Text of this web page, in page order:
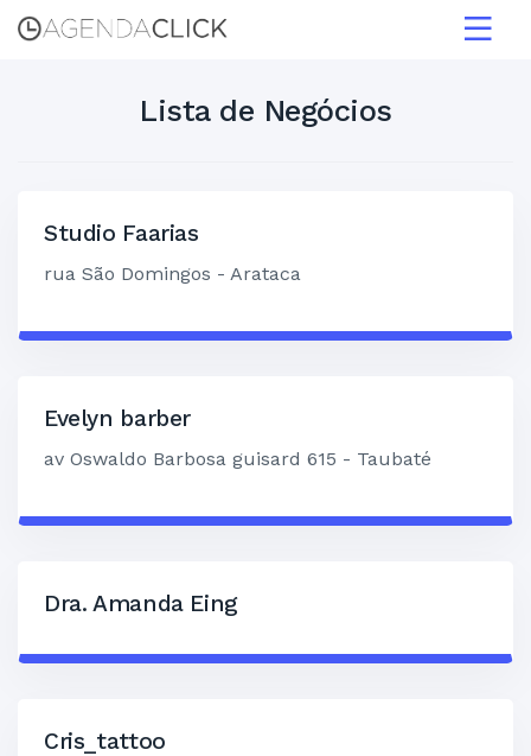
Lista de Negócios
Studio Faarias
rua São Domingos - Arataca
Evelyn barber
av Oswaldo Barbosa guisard 615 - Taubaté
Dra. Amanda Eing
Cris_tattoo